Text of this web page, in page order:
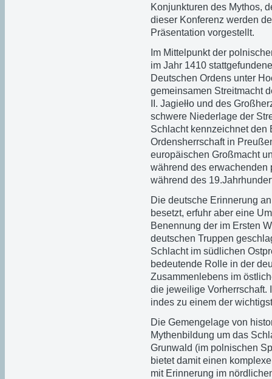
Konjunkturen des Mythos,
dieser Konferenz werden
Präsentation vorgestellt.
Im Mittelpunkt der
im Jahr 1410
Deutschen Ordens unter
gemeinsamen Streitmacht
II. Jagiełło und des
schwere Niederlage der
Schlacht kennzeichnet den
Ordensherrschaft in
europäischen Großmacht
während des
während des
Die deutsche Erinnerung
besetzt, erfuhr aber eine
Benennung der im Ersten
deutschen Truppen
Schlacht im südlichen
bedeutende Rolle in der
Zusammenlebens im
die jeweilige Vorherrschaft.
indes zu einem der
Die Gemengelage von
Mythenbildung um das
Grunwald (im polnischen
bietet damit einen
mit Erinnerung im